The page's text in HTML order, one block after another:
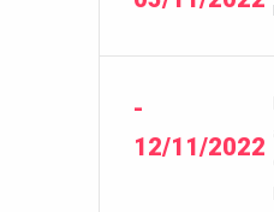
-
12/11/2022